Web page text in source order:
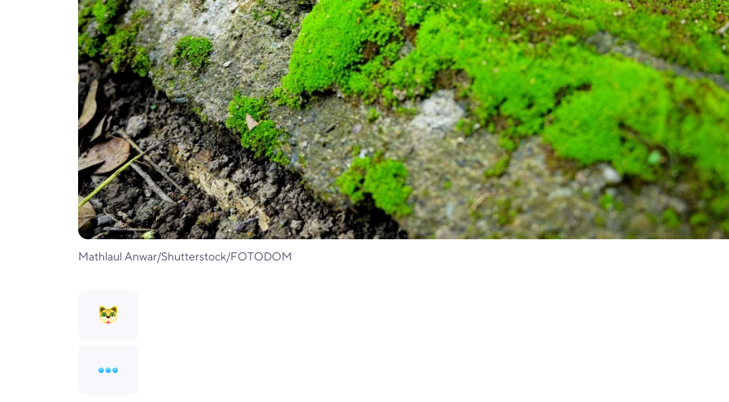
Mathlaul Anwar/Shutterstock/FOTODOM